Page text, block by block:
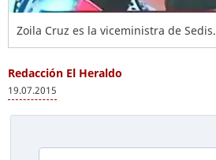
Zoila Cruz es la viceministra de Sedis.
Redacción El Heraldo
19.07.2015